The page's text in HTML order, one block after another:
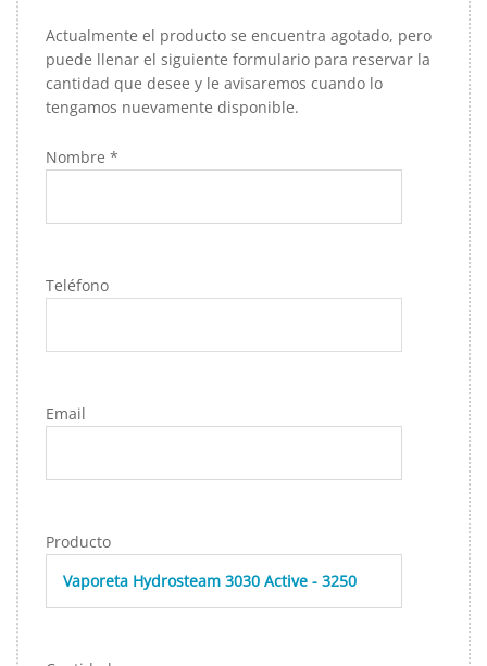
Actualmente el producto se encuentra agotado, pero
puede llenar el siguiente formulario para reservar la
cantidad que desee y le avisaremos cuando lo
tengamos nuevamente disponible.
Nombre *
Teléfono
Email
Producto